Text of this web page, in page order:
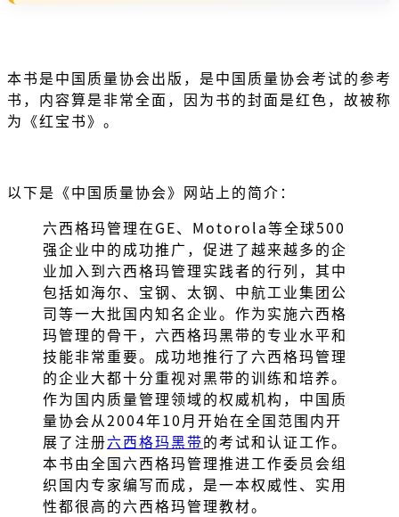
本书是中国质量协会出版，是中国质量协会考试的参考
书，内容算是非常全面，因为书的封面是红色，故被称
为《红宝书》。
以下是《中国质量协会》网站上的简介：
六西格玛管理在GE、Motorola等全球500
强企业中的成功推广，促进了越来越多的企
业加入到六西格玛管理实践者的行列，其中
包括如海尔、宝钢、太钢、中航工业集团公
司等一大批国内知名企业。作为实施六西格
玛管理的骨干，六西格玛黑带的专业水平和
技能非常重要。成功地推行了六西格玛管理
的企业大都十分重视对黑带的训练和培养。
作为国内质量管理领域的权威机构，中国质
量协会从2004年10月开始在全国范围内开
展了注册六西格玛黑带的考试和认证工作。
本书由全国六西格玛管理推进工作委员会组
织国内专家编写而成，是一本权威性、实用
性都很高的六西格玛管理教材。